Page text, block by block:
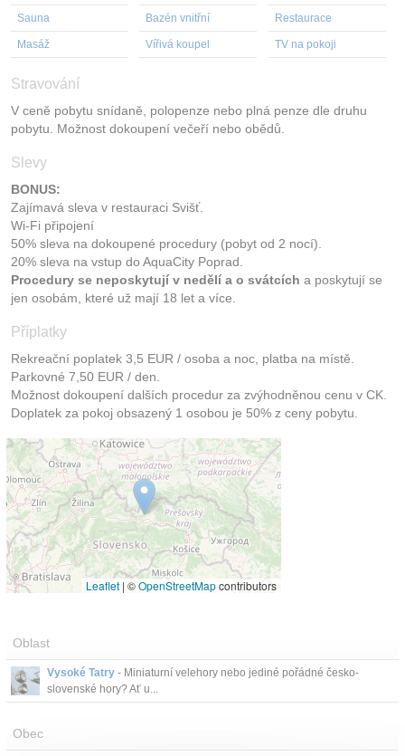
Sauna Bazén vnitřní Restaurace
Masáž Vířivá koupel TV na pokoji
Stravování
V ceně pobytu snídaně, polopenze nebo plná penze dle druhu
pobytu. Možnost dokoupení večeří nebo obědů.
Slevy
BONUS:
Zajímavá sleva v restauraci Svišť.
Wi-Fi připojení
50% sleva na dokoupené procedury (pobyt od 2 nocí).
20% sleva na vstup do AquaCity Poprad.
Procedury se neposkytují v nedělí a o svátcích a poskytují se
jen osobám, které už mají 18 let a více.
Příplatky
Rekreační poplatek 3,5 EUR / osoba a noc, platba na místě.
Parkovné 7,50 EUR / den.
Možnost dokoupení dalších procedur za zvýhodněnou cenu v CK.
Doplatek za pokoj obsazený 1 osobou je 50% z ceny pobytu.
Leaflet | ©OpenStreetMapcontributors
Oblast
Vysoké Tatry - Miniaturní velehory nebo jediné pořádné česko-
slovenské hory? Ať u...
Obec